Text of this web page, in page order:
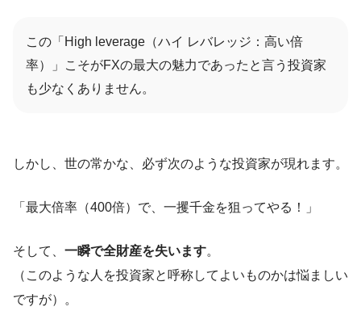
この「High leverage（ハイ レバレッジ：高い倍
率）」こそがFXの最大の魅力であったと言う投資家
も少なくありません。
しかし、世の常かな、必ず次のような投資家が現れます。
「最大倍率（400倍）で、一攫千金を狙ってやる！」
そして、 一瞬で全財産を失います。
（このような人を投資家と呼称してよいものかは悩ましい
ですが）。